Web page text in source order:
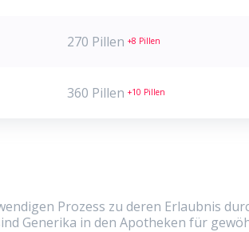
270 Pillen +8 Pillen
360 Pillen +10 Pillen
Prozess zu deren Erlaubnis
Generika in den Apotheken für